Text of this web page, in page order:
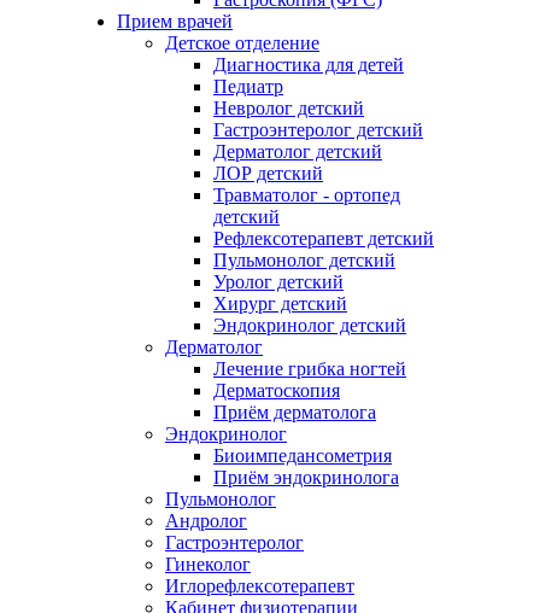
Прием врачей
Детское отделение
Диагностика для детей
Педиатр
Невролог детский
Гастроэнтеролог детский
Дерматолог детский
ЛОР детский
Травматолог - ортопед
детский
Рефлексотерапевт детский
Пульмонолог детский
Уролог детский
Хирург детский
Эндокринолог детский
Дерматолог
Лечение грибка ногтей
Дерматоскопия
Приём дерматолога
Эндокринолог
Биоимпедансометрия
Приём эндокринолога
Пульмонолог
Андролог
Гастроэнтеролог
Гинеколог
Иглорефлексотерапевт
Кабинет физиотерапии